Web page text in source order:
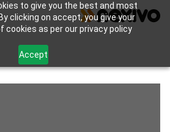
to give you the best and most
clicking on accept, you give your
as per our privacy policy.
Accept